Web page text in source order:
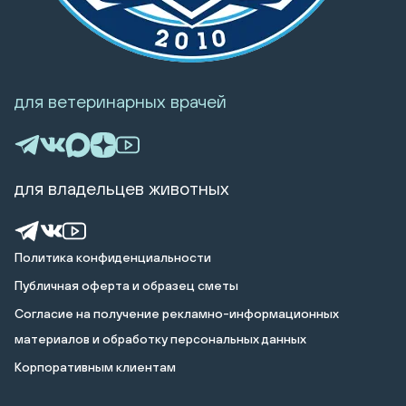
Политика конфиденциальности
Публичная оферта и образец сметы
Cогласие на получение рекламно-информационных
материалов и обработку персональных данных
Корпоративным клиентам
для ветеринарных врачей
для владельцев животных